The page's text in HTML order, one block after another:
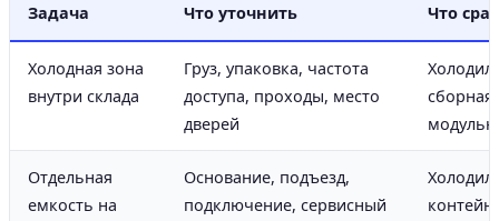
Задача Что уточнить Что
Холодная зона
внутри склада
Груз, упаковка, частота
доступа, проходы, место
дверей
сборная
Отдельная
емкость на
Основание, подъезд,
подключение, сервисный